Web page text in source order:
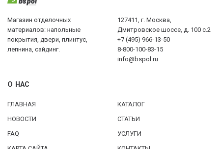
Магазин отделочных
материалов: напольные
покрытия, двери, плинтус,
лепнина, сайдинг.
127411, г. Москва,
Дмитровское шоссе, д. 100 с.2
+7 (495) 966-13-50
8-800-100-83-15
info@bspol.ru
О НАС
ГЛАВНАЯ
КАТАЛОГ
НОВОСТИ
СТАТЬИ
FAQ
УСЛУГИ